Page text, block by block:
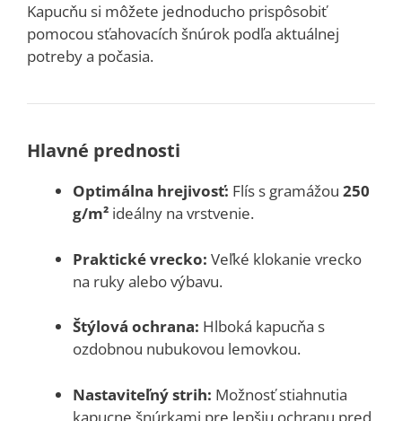
Kapucňu si môžete jednoducho prispôsobiť
pomocou sťahovacích šnúrok podľa aktuálnej
potreby a počasia.
Hlavné prednosti
Optimálna hrejivosť: Flís s gramážou 250
g/m² ideálny na vrstvenie.
Praktické vrecko: Veľké klokanie vrecko
na ruky alebo výbavu.
Štýlová ochrana: Hlboká kapucňa s
ozdobnou nubukovou lemovkou.
Nastaviteľný strih: Možnosť stiahnutia
kapucne šnúrkami pre lepšiu ochranu pred